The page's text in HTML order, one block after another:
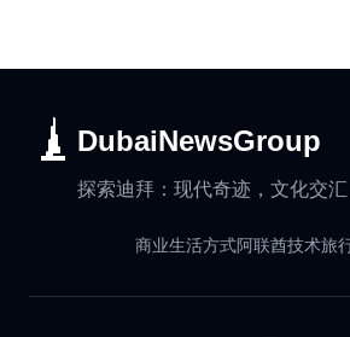
DubaiNewsGroup
探索迪拜：现代奇迹，文化交汇
商业生活方式阿联酋技术旅